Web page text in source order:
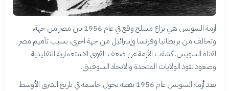
أزمة السويس هي نزاع مسلح وقع في عام 1956 بين مصر من جهة،
وتحالف من بريطانيا وفرنسا وإسرائيل من جهة أخرى، بسبب تأميم مصر
لقناة السويس. كشفت الأزمة عن ضعف القوى الاستعمارية التقليدية
وصعود نفوذ الولايات المتحدة والاتحاد السوفيتي.
تعد أزمة السويس عام 1956 نقطة تحول حاسمة في تاريخ الشرق الأوسط